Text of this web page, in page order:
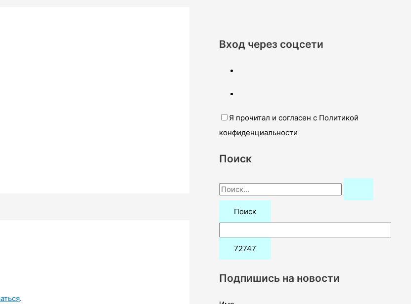
.
Вход через соцсети
Я прочитал и согласен с Политикой
конфиденциальности
Поиск
П
о
:
Подпишись на новости